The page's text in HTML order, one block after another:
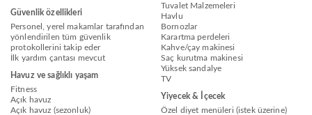
Güvenlik özellikleri
Personel, yerel makamlar tarafından
yönlendirilen tüm güvenlik
protokollerini takip eder
İlk yardım çantası mevcut
Havuz ve sağlıklı yaşam
Fitness
Açık havuz
Açık havuz (sezonluk)
Tuvalet Malzemeleri
Havlu
Bornozlar
Karartma perdeleri
Kahve/çay makinesi
Saç kurutma makinesi
Yüksek sandalye
TV
Yiyecek & İçecek
Özel diyet menüleri (istek üzerine)